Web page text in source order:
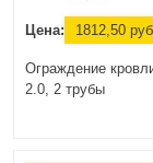
Цена: 1812,50
Ограждение
2.0, 2 трубы